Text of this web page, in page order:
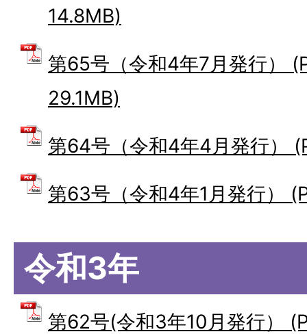
14.8MB)
第65号（令和4年7月発行）
29.1MB)
第64号（令和4年4月発行）
第63号（令和4年1月発行）
令和3年
第62号(令和3年10月発行）